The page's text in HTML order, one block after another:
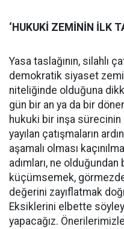
‘HUKUKİ ZEMİNİN İLK
Yasa taslağının, silahlı
demokratik siyaset
niteliğinde olduğuna
gün bir an ya da bir
hukuki bir inşa sürecinin
yayılan çatışmaların
aşamalı olması
adımları, ne
küçümsemek,
değerini zayıflatmak
Eksiklerini elbette
yapacağız.